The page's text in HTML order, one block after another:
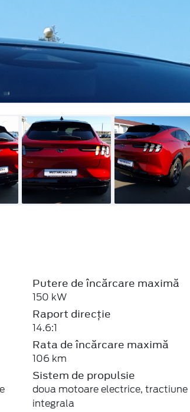
Putere de încărcare maximă
150 kW
Raport direcție
14.6:1
Rata de încărcare maximă
106 km
Sistem de propulsie
doua motoare electrice, tractiune
integrala